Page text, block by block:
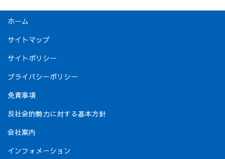
ホーム
サイトマップ
サイトポリシー
プライバシーポリシー
免責事項
反社会的勢力に対する基本方針
会社案内
インフォメーション